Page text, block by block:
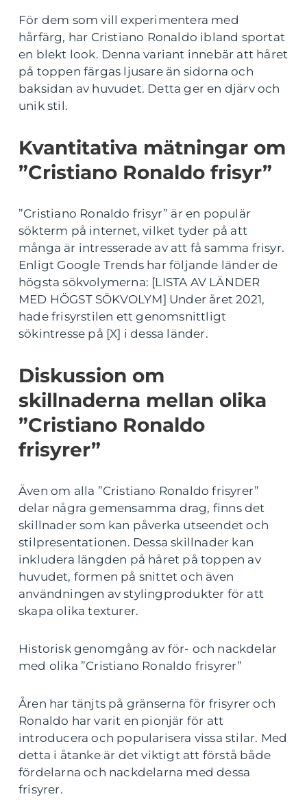
För dem som vill experimentera med
hårfärg, har Cristiano Ronaldo ibland sportat
en blekt look. Denna variant innebär att håret
på toppen färgas ljusare än sidorna och
baksidan av huvudet. Detta ger en djärv och
unik stil.
Kvantitativa mätningar om
”Cristiano Ronaldo frisyr”
”Cristiano Ronaldo frisyr” är en populär
sökterm på internet, vilket tyder på att
många är intresserade av att få samma frisyr.
Enligt Google Trends har följande länder de
högsta sökvolymerna: [LISTA AV LÄNDER
MED HÖGST SÖKVOLYM] Under året 2021,
hade frisyrstilen ett genomsnittligt
sökintresse på [X] i dessa länder.
Diskussion om
skillnaderna mellan olika
”Cristiano Ronaldo
frisyrer”
Även om alla ”Cristiano Ronaldo frisyrer”
delar några gemensamma drag, finns det
skillnader som kan påverka utseendet och
stilpresentationen. Dessa skillnader kan
inkludera längden på håret på toppen av
huvudet, formen på snittet och även
användningen av stylingprodukter för att
skapa olika texturer.
Historisk genomgång av för- och nackdelar
med olika ”Cristiano Ronaldo frisyrer”
Åren har tänjts på gränserna för frisyrer och
Ronaldo har varit en pionjär för att
introducera och popularisera vissa stilar. Med
detta i åtanke är det viktigt att förstå både
fördelarna och nackdelarna med dessa
frisyrer.